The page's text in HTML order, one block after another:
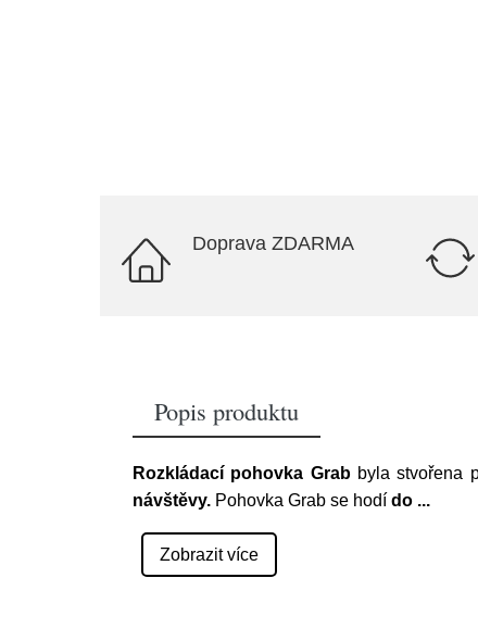
Doprava ZDARMA
Popis produktu
Rozkládací pohovka Grabbyla stvořena
návštěvy. Pohovka Grab se hodí do ...
Zobrazit více